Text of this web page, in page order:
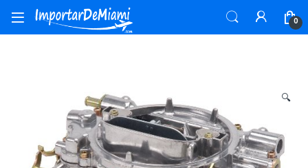
Skip to navigation
Skip to content
0
🔍